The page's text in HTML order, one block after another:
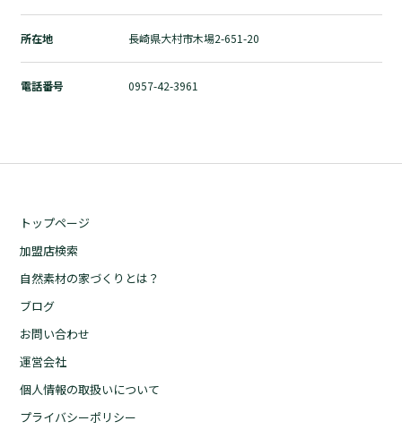
加盟店検索
自然素材の家づくりとは？
所在地 長崎県大村市木場2-651-20
電話番号 0957-42-3961
トップページ
加盟店検索
自然素材の家づくりとは？
ブログ
お問い合わせ
運営会社
個人情報の取扱いについて
プライバシーポリシー